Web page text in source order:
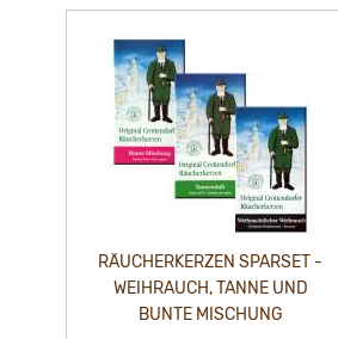
RÄUCHERKERZEN SPARSET -
WEIHRAUCH, TANNE UND
BUNTE MISCHUNG